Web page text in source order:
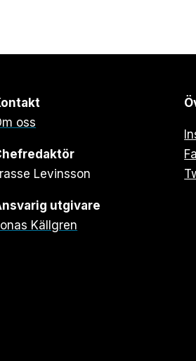
oss
Levinsson
utgivare
Källgren